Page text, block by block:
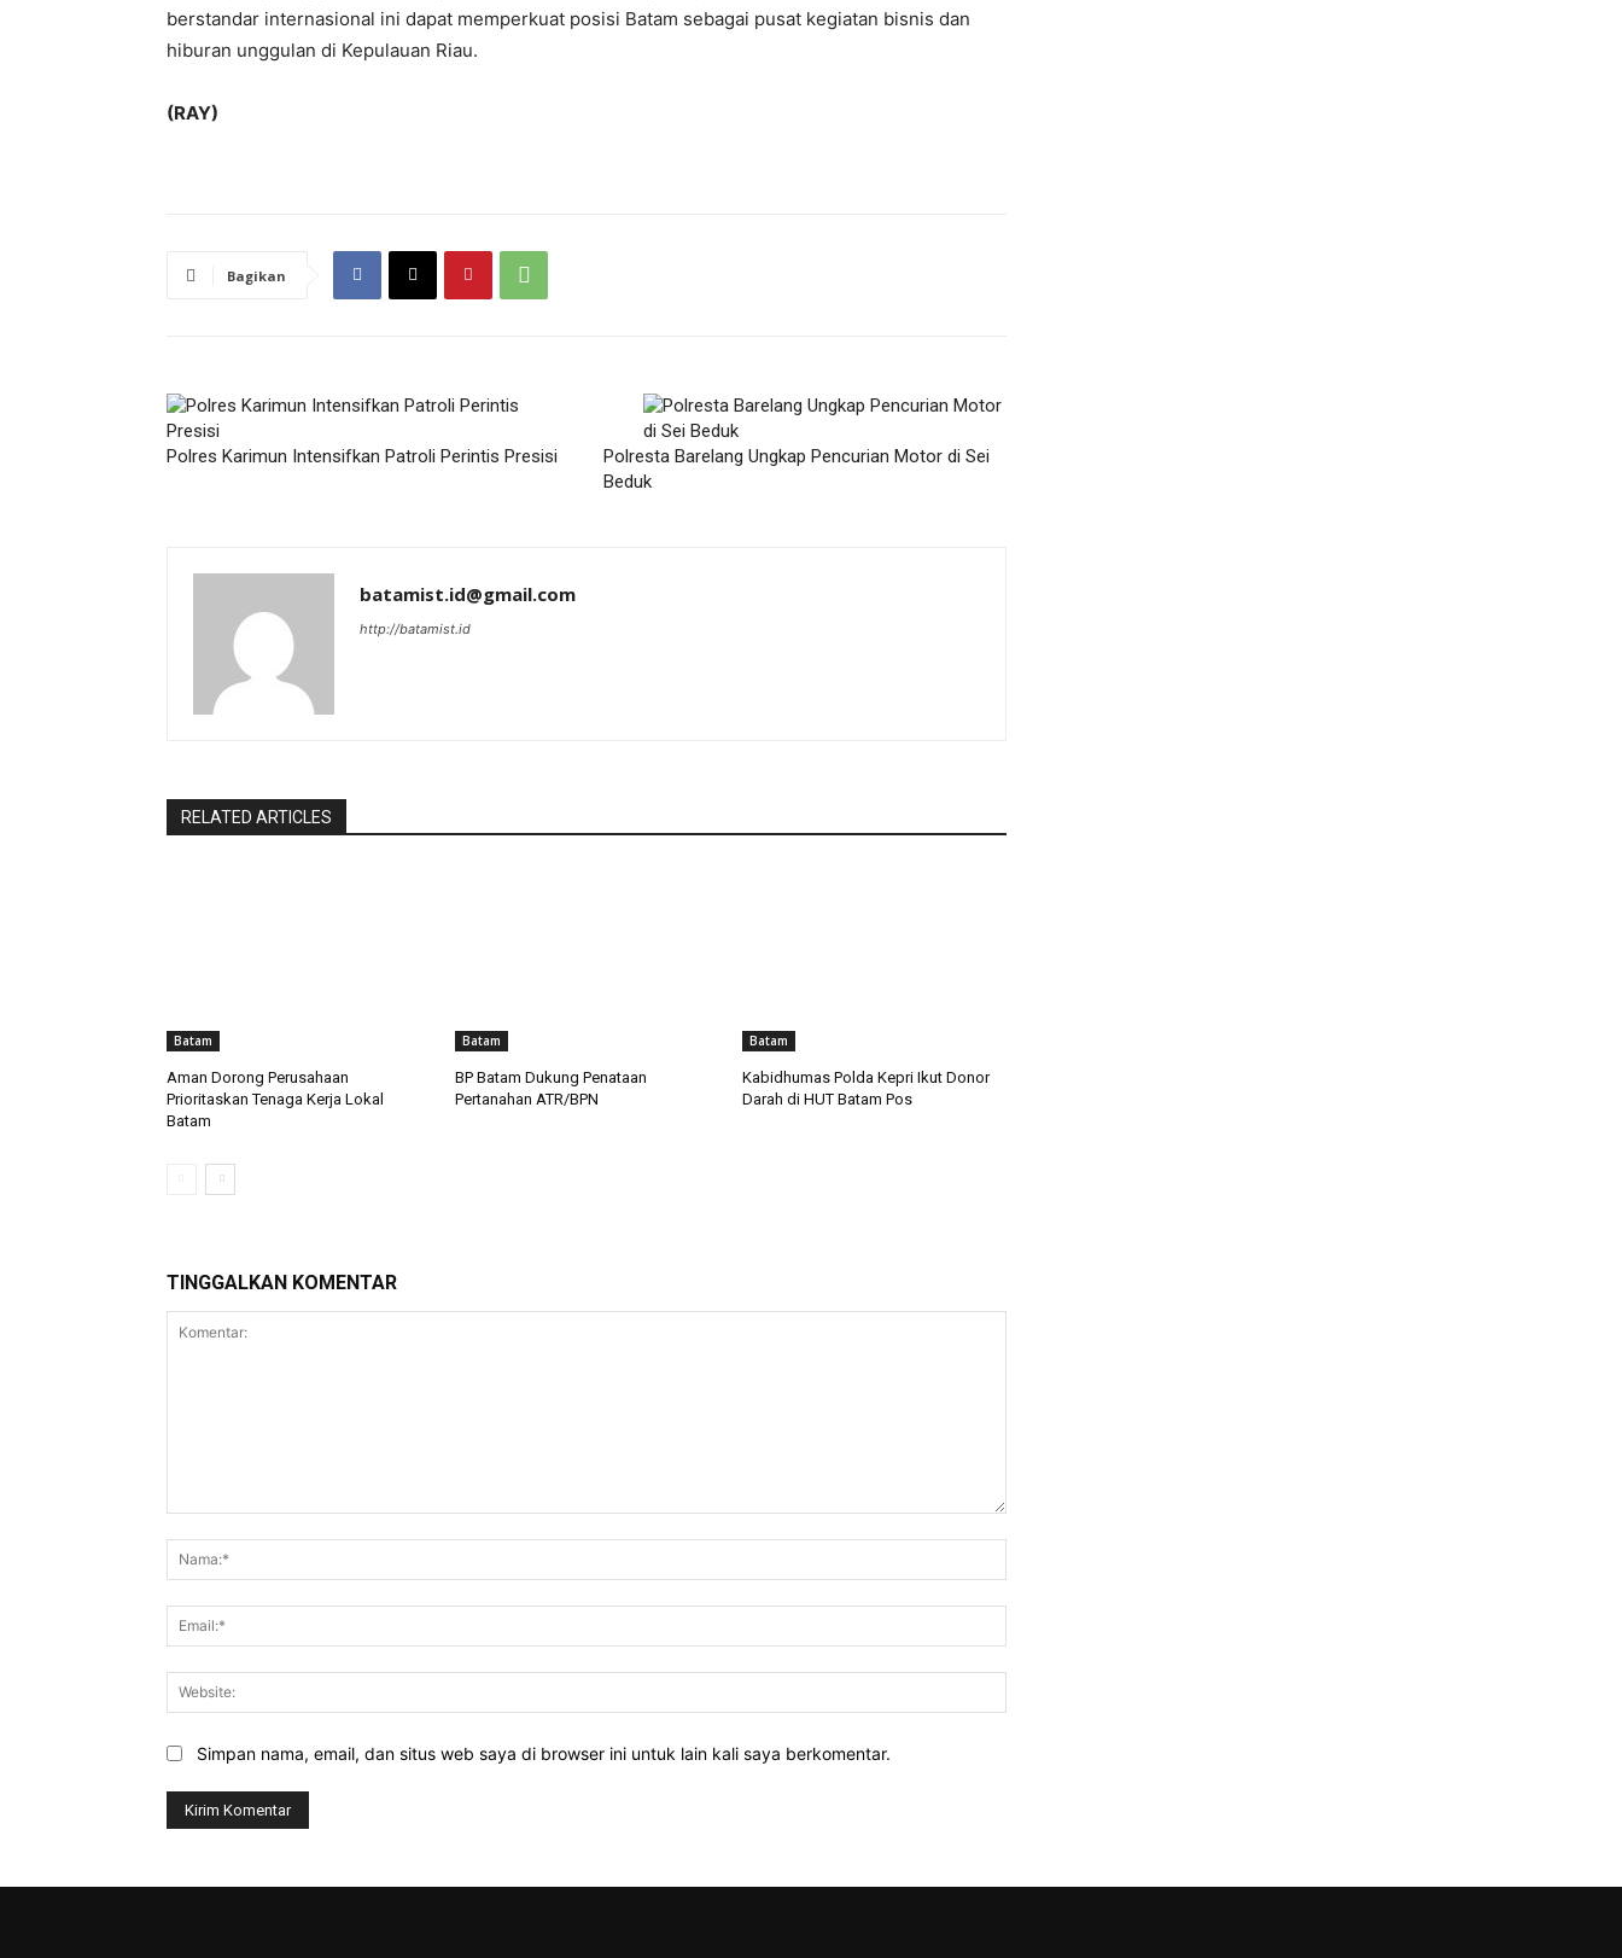
berstandar internasional ini dapat memperkuat posisi Batam sebagai pusat kegiatan bisnis dan
hiburan unggulan di Kepulauan Riau.
(RAY)
Bagikan
Polres Karimun Intensifkan Patroli Perintis Presisi
Polresta Barelang Ungkap Pencurian Motor di Sei
Beduk
batamist.id@gmail.com
http://batamist.id
RELATED ARTICLES
Batam
Aman Dorong Perusahaan
Prioritaskan Tenaga Kerja Lokal
Batam
Batam
BP Batam Dukung Penataan
Pertanahan ATR/BPN
Batam
Kabidhumas Polda Kepri Ikut Donor
Darah di HUT Batam Pos
TINGGALKAN KOMENTAR
Simpan nama, email, dan situs web saya di browser ini untuk lain kali saya berkomentar.